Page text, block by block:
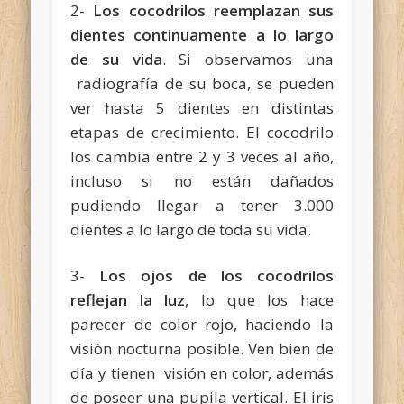
2- Los cocodrilos reemplazan sus
dientes continuamente a lo largo
de su vida. Si observamos una
radiografía de su boca, se pueden
ver hasta 5 dientes en distintas
etapas de crecimiento. El cocodrilo
los cambia entre 2 y 3 veces al año,
incluso si no están dañados
pudiendo llegar a tener 3.000
dientes a lo largo de toda su vida.
3- Los ojos de los cocodrilos
reflejan la luz, lo que los hace
parecer de color rojo, haciendo la
visión nocturna posible. Ven bien de
día y tienen visión en color, además
de poseer una pupila vertical. El iris